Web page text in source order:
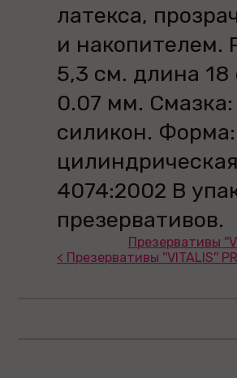
латекса,
и накопителем.
5,3 см. длина
0.07 мм. Смазка:
силикон. Форма:
4074:2002 В
презервативов.
Презервативы
< Презервативы ''VITALIS''